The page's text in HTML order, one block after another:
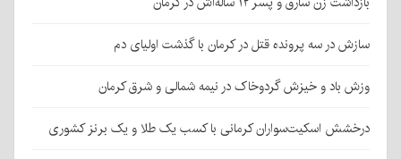
سازش در سه پرونده قتل در کرمان با گذشت اولیای دم
وزش باد و خیزش گردوخاک در نیمه شمالی و شرق کرمان
درخشش اسکیت‌سواران کرمانی با کسب یک طلا و یک برنز کشوری